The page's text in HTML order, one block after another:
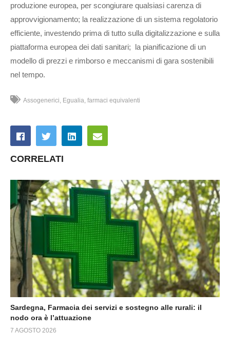
produzione europea, per scongiurare qualsiasi carenza di
approvvigionamento; la realizzazione di un sistema regolatorio
efficiente, investendo prima di tutto sulla digitalizzazione e sulla
piattaforma europea dei dati sanitari; la pianificazione di un
modello di prezzi e rimborso e meccanismi di gara sostenibili
nel tempo.
Assogenerici Egualia farmaci equivalenti
CORRELATI
Sardegna, Farmacia dei servizi e sostegno alle rurali: il
nodo ora è l’attuazione
7 AGOSTO 2026